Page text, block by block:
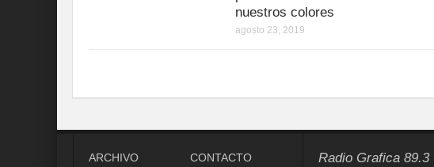
nuestros colores
agosto 23, 2019
ARCHIVO CONTACTO
Radio Grafica 89.3